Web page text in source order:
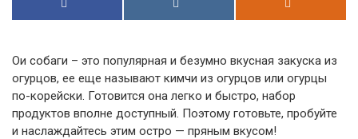
Ои собаги – это популярная и безумно вкусная закуска из
огурцов, ее еще называют кимчи из огурцов или огурцы
по-корейски. Готовится она легко и быстро, набор
продуктов вполне доступный. Поэтому готовьте, пробуйте
и наслаждайтесь этим остро — пряным вкусом!